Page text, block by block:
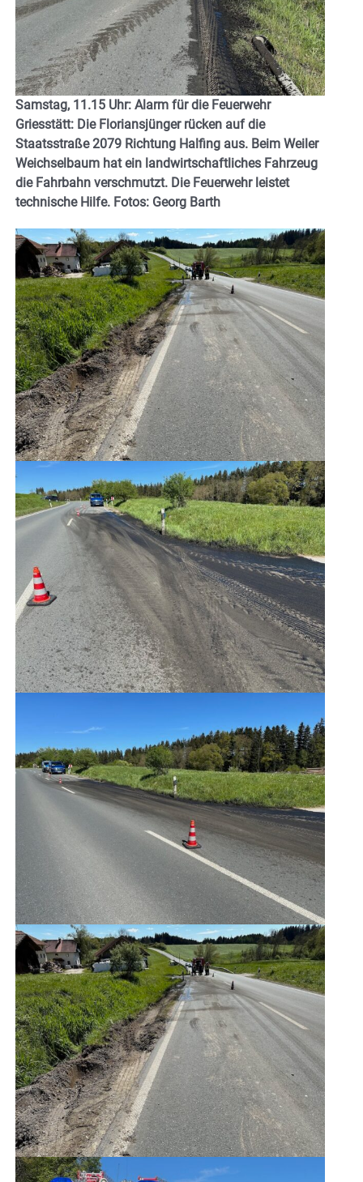
Samstag, 11.15 Uhr: Alarm für die Feuerwehr
Griesstätt: Die Floriansjünger rücken auf die
Staatsstraße 2079 Richtung Halfing aus. Beim Weiler
Weichselbaum hat ein landwirtschaftliches Fahrzeug
die Fahrbahn verschmutzt. Die Feuerwehr leistet
technische Hilfe. Fotos: Georg Barth